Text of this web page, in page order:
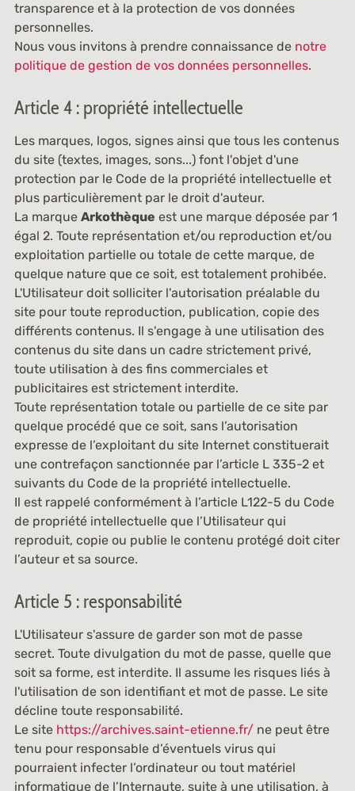
transparence et à la protection de vos données
personnelles.
Nous vous invitons à prendre connaissance de notre
politique de gestion de vos données personnelles.
Article 4 : propriété intellectuelle
Les marques, logos, signes ainsi que tous les contenus
du site (textes, images, sons...) font l'objet d'une
protection par le Code de la propriété intellectuelle et
plus particulièrement par le droit d'auteur.
La marque Arkothèque est une marque déposée par 1
égal 2. Toute représentation et/ou reproduction et/ou
exploitation partielle ou totale de cette marque, de
quelque nature que ce soit, est totalement prohibée.
L'Utilisateur doit solliciter l'autorisation préalable du
site pour toute reproduction, publication, copie des
différents contenus. Il s'engage à une utilisation des
contenus du site dans un cadre strictement privé,
toute utilisation à des fins commerciales et
publicitaires est strictement interdite.
Toute représentation totale ou partielle de ce site par
quelque procédé que ce soit, sans l’autorisation
expresse de l’exploitant du site Internet constituerait
une contrefaçon sanctionnée par l’article L 335-2 et
suivants du Code de la propriété intellectuelle.
Il est rappelé conformément à l’article L122-5 du Code
de propriété intellectuelle que l’Utilisateur qui
reproduit, copie ou publie le contenu protégé doit citer
l’auteur et sa source.
Article 5 : responsabilité
L'Utilisateur s'assure de garder son mot de passe
secret. Toute divulgation du mot de passe, quelle que
soit sa forme, est interdite. Il assume les risques liés à
l'utilisation de son identifiant et mot de passe. Le site
décline toute responsabilité.
Le site https://archives.saint-etienne.fr/ne peut être
tenu pour responsable d’éventuels virus qui
pourraient infecter l’ordinateur ou tout matériel
informatique de l’Internaute, suite à une utilisation, à